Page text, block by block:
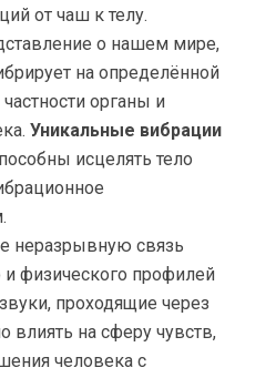
от чаш к телу.
о нашем мире,
на определённой
органы и
Уникальные вибрации
исцелять тело
неразрывную связь
физического профилей
проходящие через
влиять на сферу чувств,
человека с